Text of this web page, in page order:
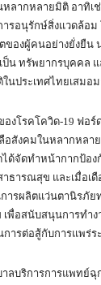
ลากหลายมิติ อาทิเ
รอนุรักษ์สิ่งแวดล้อม
องผู้คนอย่างยั่งยืน
น ทรัพยากรบุคคล แ
นประเทศไทยเสมอม
งโรคโควิด-19 ฟอร์
อสังคมในหลากหลา
ด้จัดทำหน้ากากป้อง
าธารณสุข และเมื่อ
ารผลิตแว่นตานิรภัย
พื่อสนับสนุนการทำ
ารต่อสู้กับการแพร่ร
ลบริการการแพทย์ฉุก